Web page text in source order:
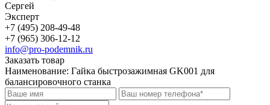
Сергей
Эксперт
+7 (495) 208-49-48
+7 (965) 306-12-12
info@pro-podemnik.ru
Заказать товар
Наименование: Гайка быстрозажимная GK001 для
балансировочного станка